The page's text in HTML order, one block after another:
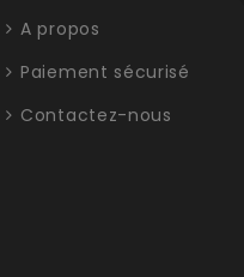
A propos
Paiement sécurisé
Contactez-nous